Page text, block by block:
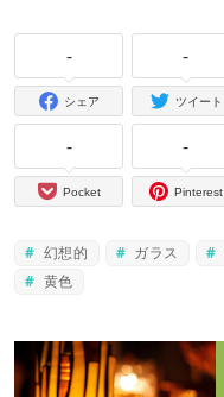
-
シェア
-
ツイート
-
Pocket
-
Pinterest
幻想的 ガラス
黄色